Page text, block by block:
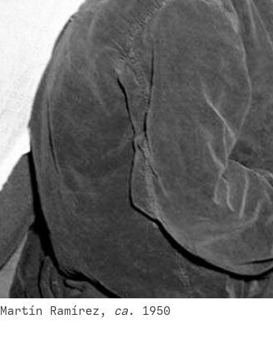
Martín Ramírez, ca. 1950